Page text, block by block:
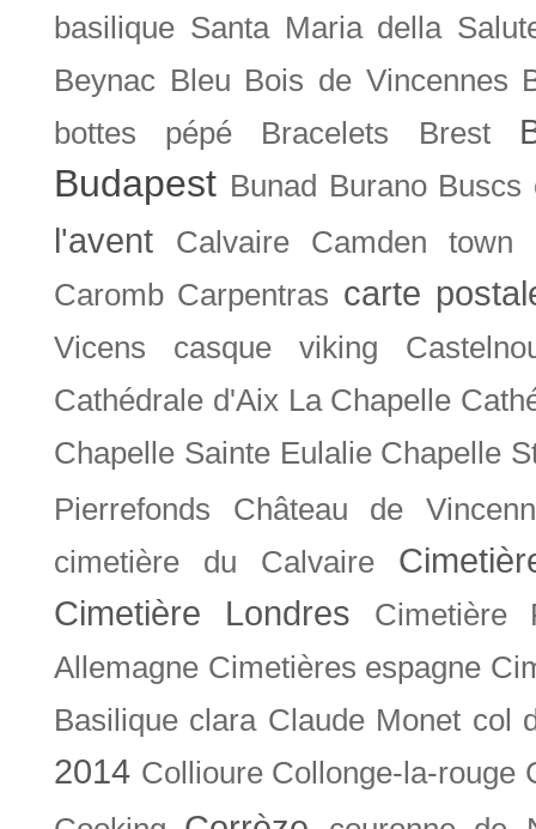
basilique Santa Maria della
Beynac Bleu Bois de Vincennes
bottes pépé
Bracelets Brest
Budapest Bunad Burano Buscs
l'avent Calvaire Camden town
Caromb Carpentras carte
Vicens casque viking
Cathédrale d'Aix La Chapelle
Chapelle Sainte Eulalie Chapelle
Pierrefonds
Château de
cimetière du Calvaire
Cimetière Londres
Cimetière
Allemagne Cimetières espagne
Basilique clara Claude Monet col
2014 Collioure Collonge-la-rouge